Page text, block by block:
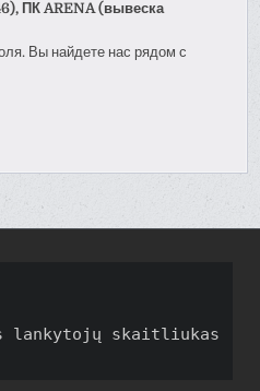
ПК ARENA (вывеска
Вы найдете нас рядом с